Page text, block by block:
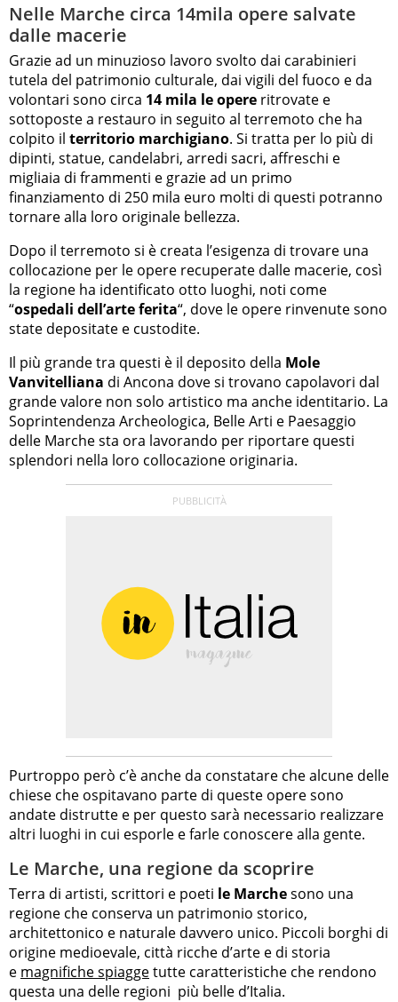
Nelle Marche circa 14mila opere salvate
dalle macerie
Grazie ad un minuzioso lavoro svolto dai carabinieri
tutela del patrimonio culturale, dai vigili del fuoco e da
volontari sono circa 14 mila le opere ritrovate e
sottoposte a restauro in seguito al terremoto che ha
colpito il territorio marchigiano. Si tratta per lo più di
dipinti, statue, candelabri, arredi sacri, affreschi e
migliaia di frammenti e grazie ad un primo
finanziamento di 250 mila euro molti di questi potranno
tornare alla loro originale bellezza.
Dopo il terremoto si è creata l’esigenza di trovare una
collocazione per le opere recuperate dalle macerie, così
la regione ha identificato otto luoghi, noti come
“ospedali dell’arte ferita“, dove le opere rinvenute sono
state depositate e custodite.
Il più grande tra questi è il deposito della Mole
Vanvitelliana di Ancona dove si trovano capolavori dal
grande valore non solo artistico ma anche identitario. La
Soprintendenza Archeologica, Belle Arti e Paesaggio
delle Marche sta ora lavorando per riportare questi
splendori nella loro collocazione originaria.
Purtroppo però c’è anche da constatare che alcune delle
chiese che ospitavano parte di queste opere sono
andate distrutte e per questo sarà necessario realizzare
altri luoghi in cui esporle e farle conoscere alla gente.
Le Marche, una regione da scoprire
Terra di artisti, scrittori e poeti le Marchesono una
regione che conserva un patrimonio storico,
architettonico e naturale davvero unico. Piccoli borghi di
origine medioevale, città ricche d’arte e di storia
e magnifiche spiaggetutte caratteristiche che rendono
questa una delle regioni più belle d’Italia.